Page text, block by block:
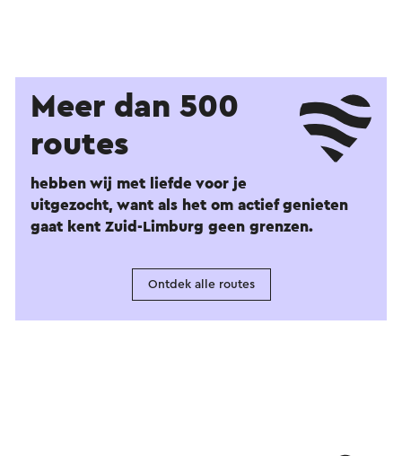
Meer dan 500
routes
hebben wij met liefde voor je
uitgezocht, want als het om actief genieten
gaat kent Zuid-Limburg geen grenzen.
Ontdek alle routes